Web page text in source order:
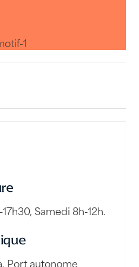
Samedi 8h-12h.
Port autonome